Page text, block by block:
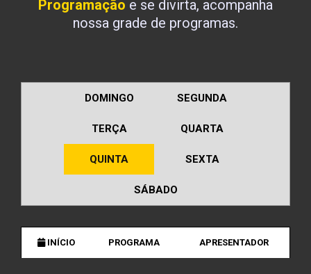
Programação e se divirta, acompanha
nossa grade de programas.
DOMINGO SEGUNDA
TERÇA QUARTA
QUINTA SEXTA
SÁBADO
INÍCIO PROGRAMA APRESENTADOR